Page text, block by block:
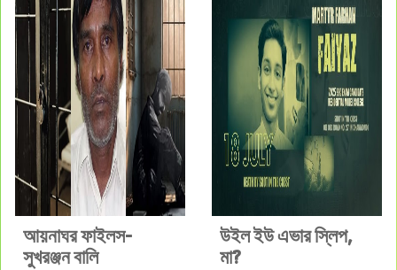
আয়নাঘর ফাইলস-
সুখরঞ্জন বালি
উইল ইউ এভার স্লিপ,
মা?